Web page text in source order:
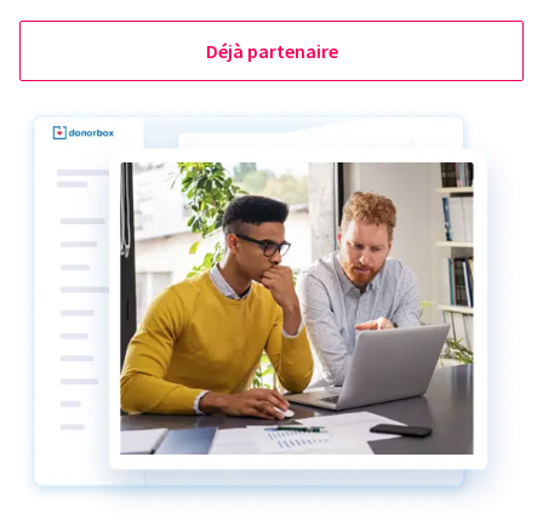
Déjà partenaire